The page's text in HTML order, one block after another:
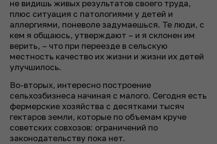
не видишь живых результатов своего труда,
плюс ситуация с патологиями у детей и
аллергиями, поневоле задумаешься. Те люди, с
кем я общаюсь, утверждают – и я склонен им
верить, – что при переезде в сельскую
местность качество их жизни и жизни их детей
улучшилось.
Во-вторых, интересно построение
сельхозбизнеса начиная с малого. Сегодня есть
фермерские хозяйства с десятками тысяч
гектаров земли, которые по объемам круче
советских совхозов: ограничений по
законодательству пока нет.